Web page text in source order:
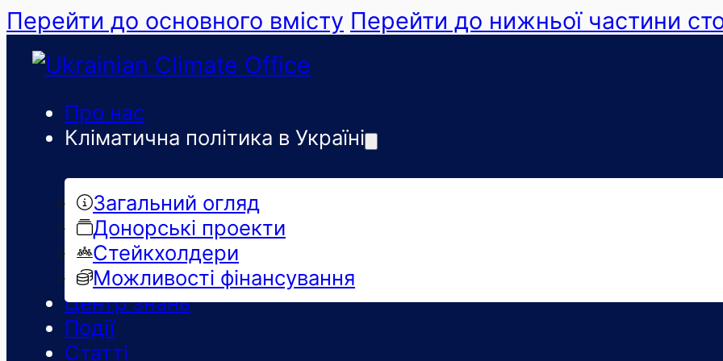
Перейти до основного вмісту Перейти до нижньої частини
Про нас
Кліматична політика в Україні
Загальний огляд
Донорські проекти
Стейкхолдери
Можливості фінансування
Центр знань
Події
Статті